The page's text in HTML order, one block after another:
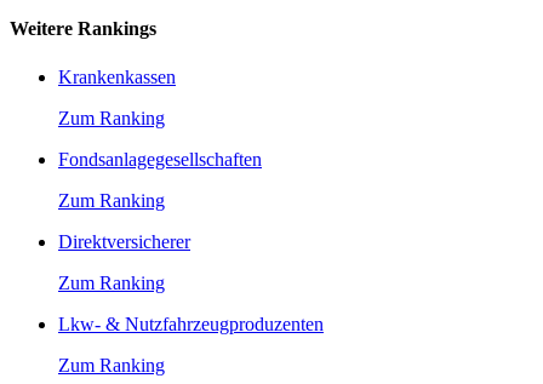
Weitere Rankings
Krankenkassen
Zum Ranking
Fondsanlagegesellschaften
Zum Ranking
Direktversicherer
Zum Ranking
Lkw- & Nutzfahrzeugproduzenten
Zum Ranking